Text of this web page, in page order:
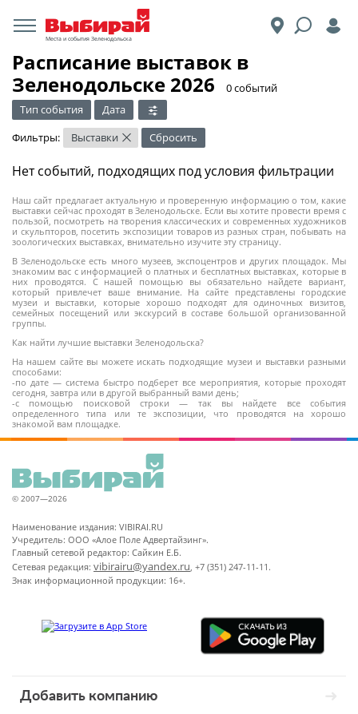
Места и события Зеленодольска
Расписание выставок в
Зеленодольске 2026
​0 событий
Тип события
Дата
Фильтры:
Выставки × Сбросить
Наш сайт предлагает актуальную и проверенную информацию о том, какие
выставки сейчас проходят в Зеленодольске. Если вы хотите провести время с
пользой, посмотреть на творения классических и современных художников
и скульпторов, посетить экспозиции товаров из разных стран, побывать на
зоологических выставках, внимательно изучите эту страницу.
В Зеленодольске есть много музеев, экспоцентров и других площадок. Мы
знакомим вас с информацией о платных и бесплатных выставках, которые в
них проводятся. С нашей помощью вы обязательно найдете вариант,
который привлечет ваше внимание. На сайте представлены городские
музеи и выставки, которые хорошо подходят для одиночных визитов,
семейных посещений или экскурсий в составе большой организованной
группы.
Как найти лучшие выставки Зеленодольска?
На нашем сайте вы можете искать подходящие музеи и выставки разными
способами:
-по дате — система быстро подберет все мероприятия, которые проходят
сегодня, завтра или в другой выбранный вами день;
-с помощью поисковой строки — так вы найдете все события
определенного типа или те экспозиции, что проводятся на хорошо
знакомой вам площадке.
Нет событий, подходящих под условия фильтрации
© 2007—2026
Наименование издания: VIBIRAI.RU
Учредитель: ООО «Алое Поле Адвертайзинг».
Главный сетевой редактор: Сайкин Е.Б.
Сетевая редакция: vibirairu@yandex.ru, +7 (351) 247-11-11.
Знак информационной продукции: 16+.
Добавить компанию